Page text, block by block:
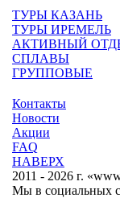
Контакты
Новости
Акции
FAQ
НАВЕРХ
2011 - 2026 г.
ТУРЫ КАЗАНЬ
ТУРЫ ИРЕМЕЛЬ
АКТИВНЫЙ
СПЛАВЫ
ГРУППОВЫЕ
Мы в социальных